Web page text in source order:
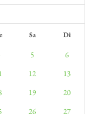
Sa Di
5
6
12
13
19
20
26
27